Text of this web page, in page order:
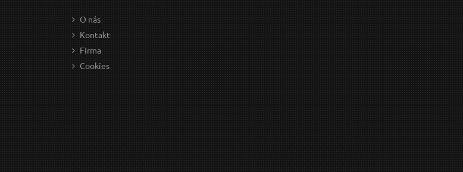
O nás
Kontakt
Firma
Cookies